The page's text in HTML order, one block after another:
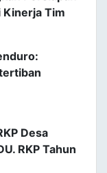
Tim
Desa
RKP Tahun